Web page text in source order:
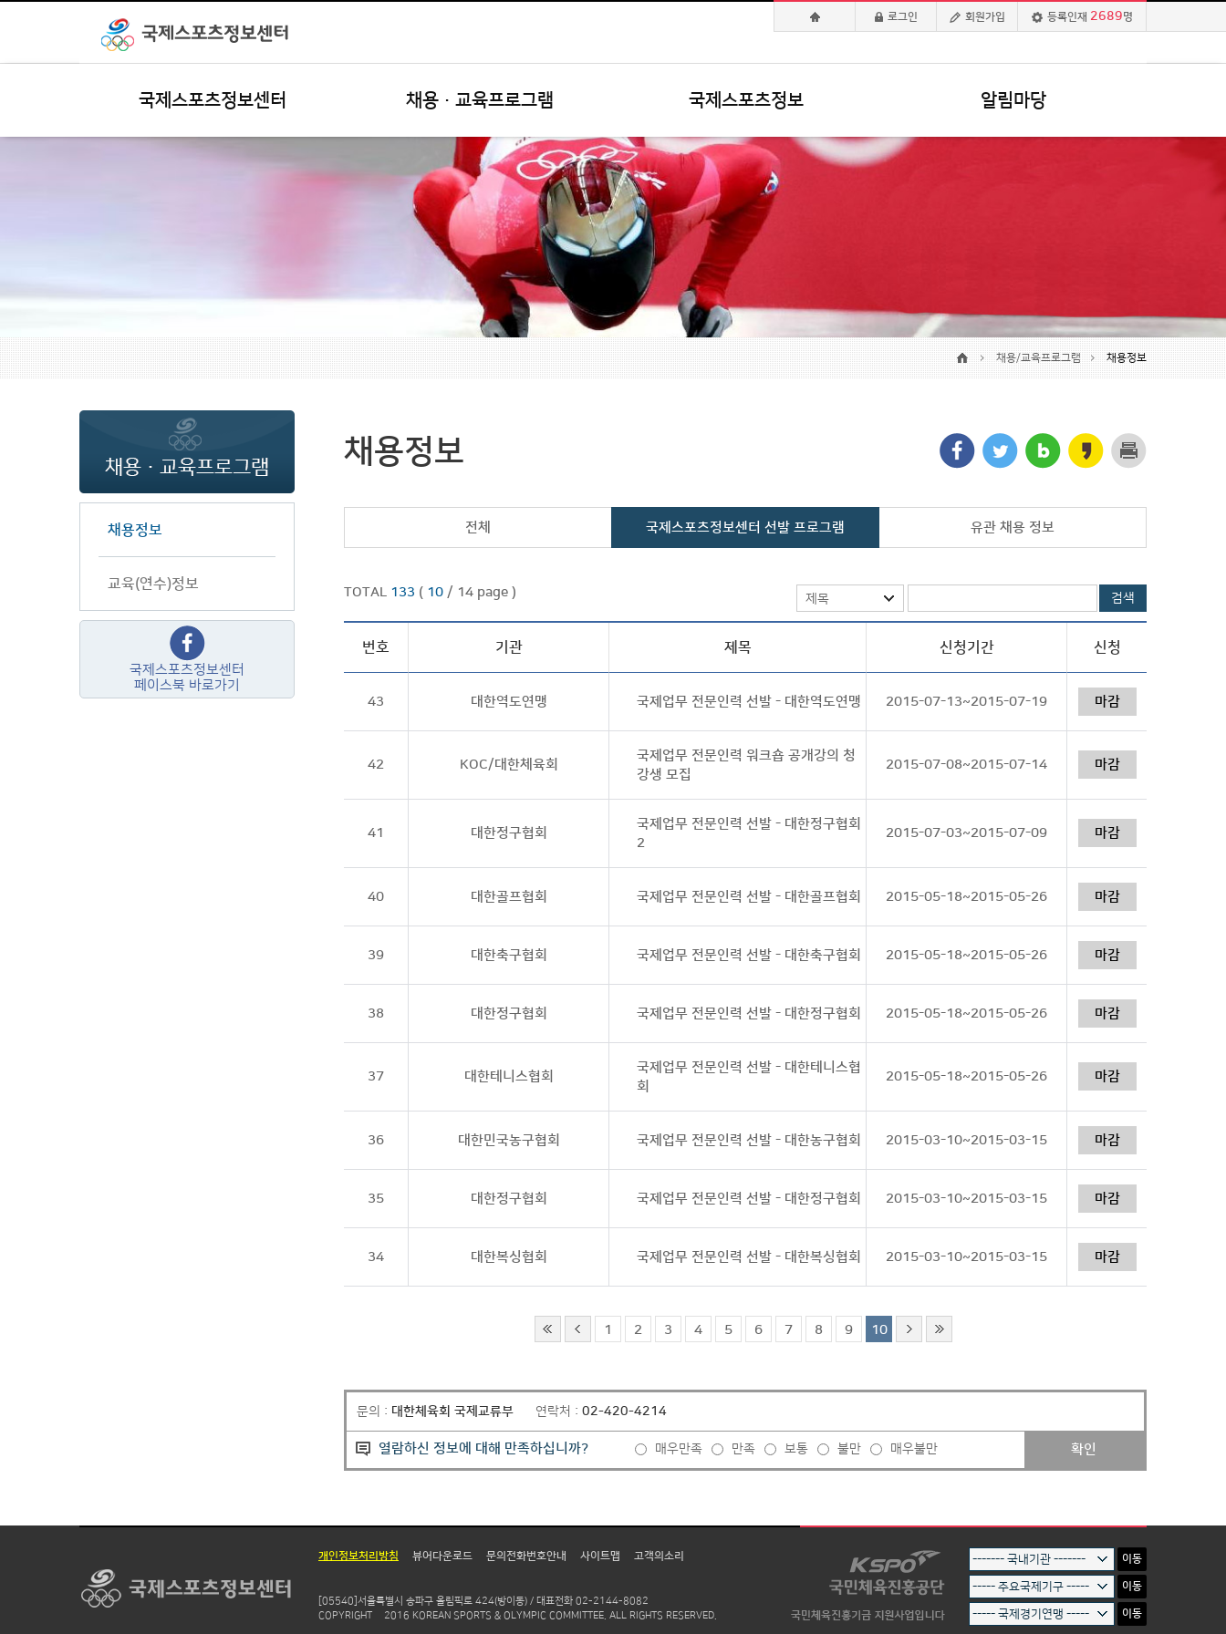
로그인 회원가입 등록인재 2689명
국제스포츠정보센터 채용·교육프로그램 국제스포츠정보 알림마당
채용/교육프로그램 채용정보
채용정보
교육(연수)정보
국제스포츠정보센터
페이스북 바로가기
채용정보
전체 국제스포츠정보센터 선발 프로그램 유관 채용 정보
TOTAL 133 ( 10 / 14 page ) 제목 검색
번호 기관 제목 신청기간 신청
43 대한역도연맹 국제업무 전문인력 선발 - 대한역도연맹 2015-07-13~2015-07-19 마감
42 KOC/대한체육회
국제업무 전문인력 워크숍 공개강의 청
강생 모집
2015-07-08~2015-07-14 마감
41 대한정구협회
국제업무 전문인력 선발 - 대한정구협회
2
2015-07-03~2015-07-09 마감
40 대한골프협회 국제업무 전문인력 선발 - 대한골프협회 2015-05-18~2015-05-26 마감
39 대한축구협회 국제업무 전문인력 선발 - 대한축구협회 2015-05-18~2015-05-26 마감
38 대한정구협회 국제업무 전문인력 선발 - 대한정구협회 2015-05-18~2015-05-26 마감
37 대한테니스협회
국제업무 전문인력 선발 - 대한테니스협
회
2015-05-18~2015-05-26 마감
36 대한민국농구협회 국제업무 전문인력 선발 - 대한농구협회 2015-03-10~2015-03-15 마감
35 대한정구협회 국제업무 전문인력 선발 - 대한정구협회 2015-03-10~2015-03-15 마감
34 대한복싱협회 국제업무 전문인력 선발 - 대한복싱협회 2015-03-10~2015-03-15 마감
1 2 3 4 5 6 7 8 9 10
문의 : 대한체육회 국제교류부 연락처 : 02-420-4214
열람하신 정보에 대해 만족하십니까? 매우만족 만족 보통 불만 매우불만 확인
개인정보처리방침 뷰어다운로드 문의전화번호안내 사이트맵 고객의소리
[05540]서울특별시 송파구 올림픽로 424(방이동) / 대표전화 02-2144-8082
COPYRIGHTⒸ 2016 KOREAN SPORTS & OLYMPIC COMMITTEE. ALL RIGHTS RESERVED.
이동
이동
이동